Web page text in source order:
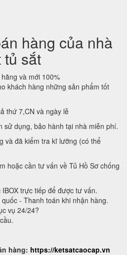
hàng của nhà
tủ sắt
và mới 100%
khách hàng những sản phẩm tốt
thứ 7,CN và ngày lễ
sử dụng, bảo hành tại nhà miễn phí.
và đã kiểm tra kĩ lưỡng (có thể
hoặc cần tư vấn về Tủ Hồ Sơ chống
trực tiếp để được tư vấn.
- Thanh toán khi nhận hàng.
vụ 24/24?
hàng: https://ketsatcaocap.vn